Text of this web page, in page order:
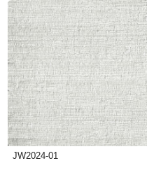
JW2024-01